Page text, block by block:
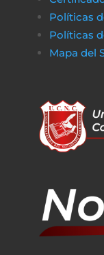
Políticas
Políticas
Mapa del